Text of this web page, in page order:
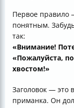
Первое правило
понятным.
так:
«Внимание!
«Пожалуйста,
хвостом!»
Заголовок — это
приманка. Он